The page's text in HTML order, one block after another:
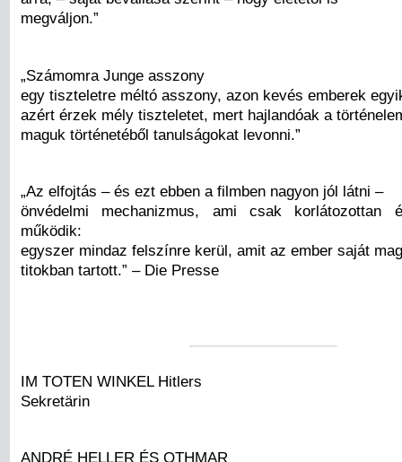
megváljon.”
„Számomra Junge asszony
egy tiszteletre méltó asszony, azon kevés emberek
azért érzek mély tiszteletet, mert hajlandóak a
maguk történetéből tanulságokat levonni.”
„Az elfojtás – és ezt ebben a filmben nagyon jól látni –
önvédelmi mechanizmus, ami csak korlátozottan
működik:
egyszer mindaz felszínre kerül, amit az ember saját
titokban tartott.” – Die Presse
IM TOTEN WINKEL Hitlers
Sekretärin
ANDRÉ HELLER ÉS OTHMAR